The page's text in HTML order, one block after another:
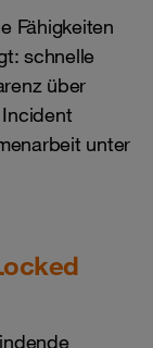
Fähigkeiten
schnelle
über
unter